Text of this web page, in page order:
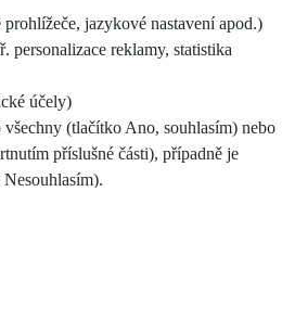
jazykové nastavení apod.)
personalizace reklamy, statistika
účely)
všechny (tlačítko Ano, souhlasím) nebo
příslušné části), případně je